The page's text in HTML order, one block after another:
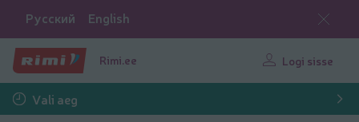
Русский English
Rimi.ee Logi sisse
Vali aeg